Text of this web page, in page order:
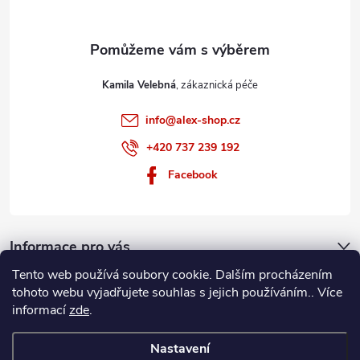
Tento web používá soubory cookie. Dalším procházením
tohoto webu vyjadřujete souhlas s jejich používáním.. Více
informacízde.
Nastavení
Kamila Velebná
info@alex-shop.cz
+420 737 239 192
Facebook
Informace pro vás
Nákupní košík
0KS /0 KČ